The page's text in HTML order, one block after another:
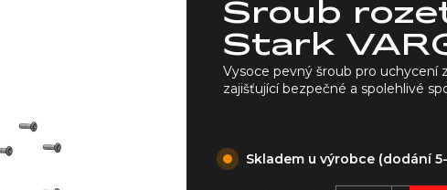
Šroub
Stark
Skladem u výrobce (dodání
Vysoce pevný šroub pro uchycení
zajišťující bezpečné a spolehlivé